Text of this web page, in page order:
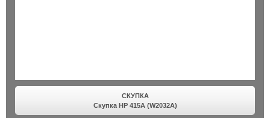
СКУПКА
Скупка HP 415A (W2032A)